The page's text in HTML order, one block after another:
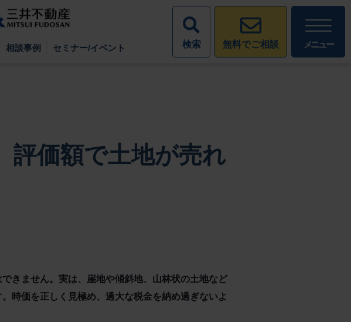
相談事例 セミナー/イベント 検索 無料でご相談 メニュー
評価額で土地が売れ
きません。実は、崖地や傾斜地、山林状の土地など
時価を正しく見極め、過大な税金を納め過ぎないよ